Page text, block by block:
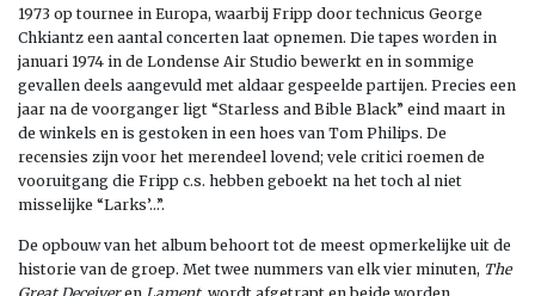
1973 op tournee in Europa, waarbij Fripp door technicus George
Chkiantz een aantal concerten laat opnemen. Die tapes worden in
januari 1974 in de Londense Air Studio bewerkt en in sommige
gevallen deels aangevuld met aldaar gespeelde partijen. Precies een
jaar na de voorganger ligt “Starless and Bible Black” eind maart in
de winkels en is gestoken in een hoes van Tom Philips. De
recensies zijn voor het merendeel lovend; vele critici roemen de
vooruitgang die Fripp c.s. hebben geboekt na het toch al niet
misselijke “Larks’…”.
De opbouw van het album behoort tot de meest opmerkelijke uit de
historie van de groep. Met twee nummers van elk vier minuten, The